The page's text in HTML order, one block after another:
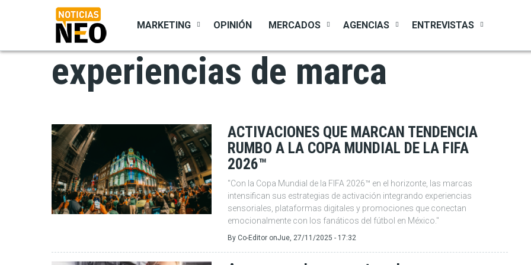
principal
MARKETING OPINIÓN MERCADOS AGENCIAS ENTREVISTAS
experiencias de marca
ACTIVACIONES QUE MARCAN TENDENCIA
RUMBO A LA COPA MUNDIAL DE LA FIFA
2026™
"Con la Copa Mundial de la FIFA 2026™ en el horizonte, las marcas
intensifican sus estrategias de activación integrando experiencias
sensoriales, plataformas digitales y promociones que conectan
emocionalmente con los fanáticos del fútbol en México."
By Co-Editor onJue, 27/11/2025 - 17:32